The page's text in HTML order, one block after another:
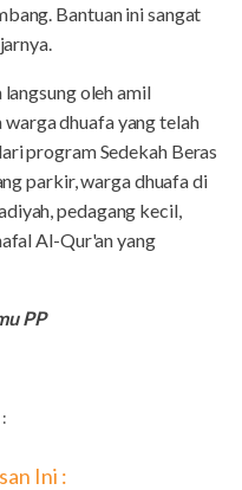
Bantuan ini sangat
oleh amil
dhuafa yang telah
program Sedekah Beras
parkir, warga dhuafa di
pedagang kecil,
Al-Qur'an yang
PP
Ini :